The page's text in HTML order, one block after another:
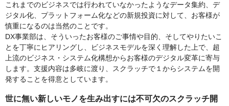
これまでのビジネスでは行われていなかったようなデータ集約、デ
ジタル化、プラットフォーム化などの新規投資に対して、お客様が
慎重になるのは当然のことです。
DX事業部は、そういったお客様のご事情や目的、そしてやりたいこ
とを丁寧にヒアリングし、ビジネスモデルを深く理解した上で、超
上流のビジネス・システム化構想からお客様のデジタル変革に寄与
します。支援内容は多岐に渡り、スクラッチで１からシステムを開
発することを得意としています。
世に無い新しいモノを生み出すには不可欠のスクラッチ開